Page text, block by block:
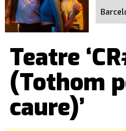
Teatre
(Tothom
caure)’